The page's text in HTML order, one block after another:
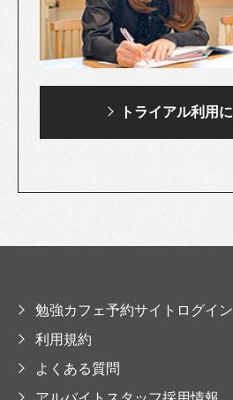
トライアル利用に
勉強カフェ予約サイトログイン
利用規約
よくある質問